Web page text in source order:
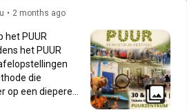
• 2 months ago
het PUUR
het PUUR
die
op een diepere